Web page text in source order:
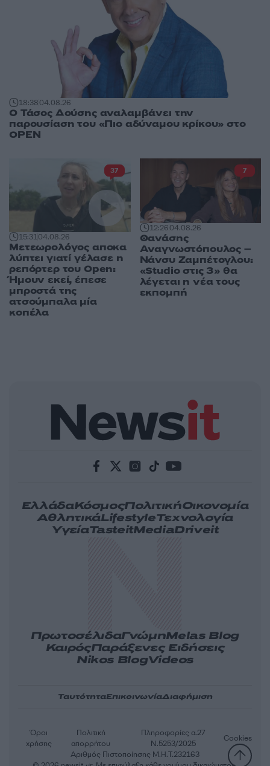
18:3804.08.26
Ο Τάσος Δούσης αναλαμβάνει την
παρουσίαση του «Πιο αδύναμου κρίκου» στο
OPEN
15:3104.08.26
Μετεωρολόγος αποκα
λύπτει γιατί γέλασε η
ρεπόρτερ του Open:
Ήμουν εκεί, έπεσε
μπροστά της
ατσούμπαλα μία
κοπέλα
37
12:2604.08.26
Θανάσης
Αναγνωστόπουλος –
Νάνσυ Ζαμπέτογλου:
«Studio στις 3» θα
λέγεται η νέα τους
εκπομπή
7
ΕλλάδαΚόσμοςΠολιτικήΟικονομία
ΑθλητικάLifestyleΤεχνολογία
ΥγείαTasteitMediaDriveit
ΠρωτοσέλιδαΓνώμηMelas Blog
ΚαιρόςΠαράξενες Ειδήσεις
Nikos BlogVideos
ΤαυτότηταΕπικοινωνίαΔιαφήμιση
Αριθμός Πιστοποίησης Μ.Η.Τ.232163
Όροι
χρήσης
Πολιτική
απορρήτου
Πληροφορίες α.27
Ν.5253/2025
Cookies